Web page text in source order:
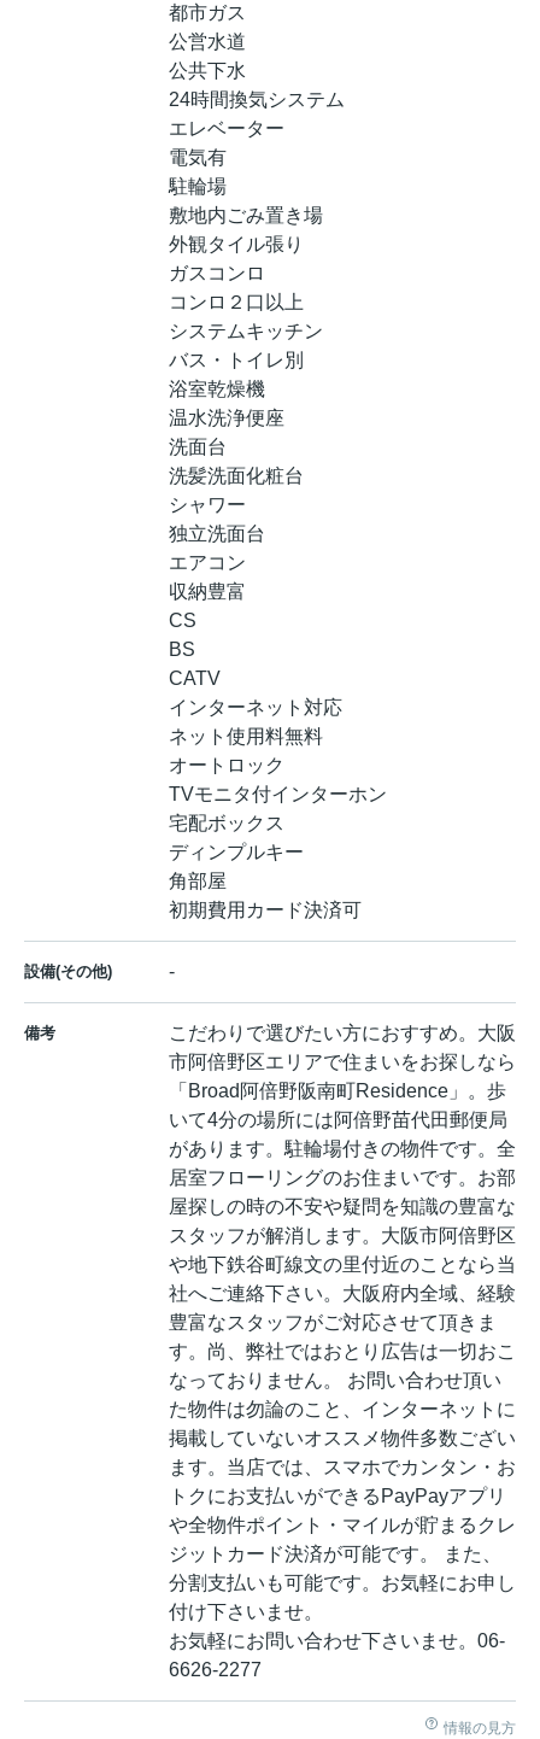
都市ガス
公営水道
公共下水
24時間換気システム
エレベーター
電気有
駐輪場
敷地内ごみ置き場
外観タイル張り
ガスコンロ
コンロ２口以上
システムキッチン
バス・トイレ別
浴室乾燥機
温水洗浄便座
洗面台
洗髪洗面化粧台
シャワー
独立洗面台
エアコン
収納豊富
CS
BS
CATV
インターネット対応
ネット使用料無料
オートロック
TVモニタ付インターホン
宅配ボックス
ディンプルキー
角部屋
初期費用カード決済可
設備(その他) -
備考
こだわりで選びたい方におすすめ。大阪
市阿倍野区エリアで住まいをお探しなら
「Broad阿倍野阪南町Residence」。歩
いて4分の場所には阿倍野苗代田郵便局
があります。駐輪場付きの物件です。全
居室フローリングのお住まいです。お部
屋探しの時の不安や疑問を知識の豊富な
スタッフが解消します。大阪市阿倍野区
や地下鉄谷町線文の里付近のことなら当
社へご連絡下さい。大阪府内全域、経験
豊富なスタッフがご対応させて頂きま
す。尚、弊社ではおとり広告は一切おこ
なっておりません。 お問い合わせ頂い
た物件は勿論のこと、インターネットに
掲載していないオススメ物件多数ござい
ます。当店では、スマホでカンタン・お
トクにお支払いができるPayPayアプリ
や全物件ポイント・マイルが貯まるクレ
ジットカード決済が可能です。 また、
分割支払いも可能です。お気軽にお申し
付け下さいませ。
お気軽にお問い合わせ下さいませ。06-
6626-2277
情報の見方